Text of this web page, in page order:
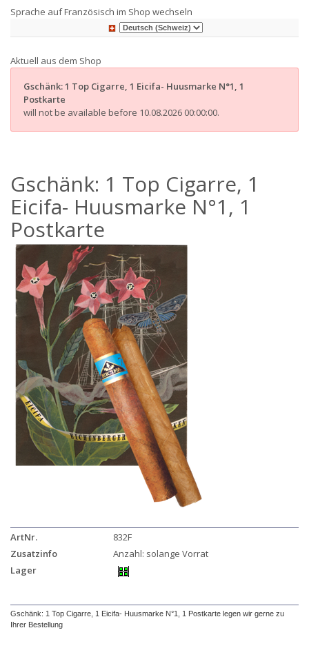
Sprache auf Französisch im Shop wechseln
Aktuell aus dem Shop
Gschänk: 1 Top Cigarre, 1 Eicifa- Huusmarke N°1, 1
Postkarte
will not be available before 10.08.2026 00:00:00.
Gschänk: 1 Top Cigarre, 1
Eicifa- Huusmarke N°1, 1
Postkarte
ArtNr.
832F
Zusatzinfo
Anzahl: solange Vorrat
Lager
Gschänk: 1 Top Cigarre, 1 Eicifa- Huusmarke N°1, 1 Postkarte legen wir gerne zu
Ihrer Bestellung